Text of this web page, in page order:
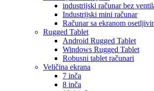
industrijski računar bez
Industrijski mini računar
Računar sa ekranom
Rugged Tablet
Android Rugged Tablet
Windows Rugged Tablet
Robusni tablet računari
Veličina ekrana
7 inča
8 inča